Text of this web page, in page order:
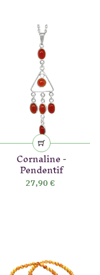
(3 avis)
Cornaline -
Pendentif
27,90 €